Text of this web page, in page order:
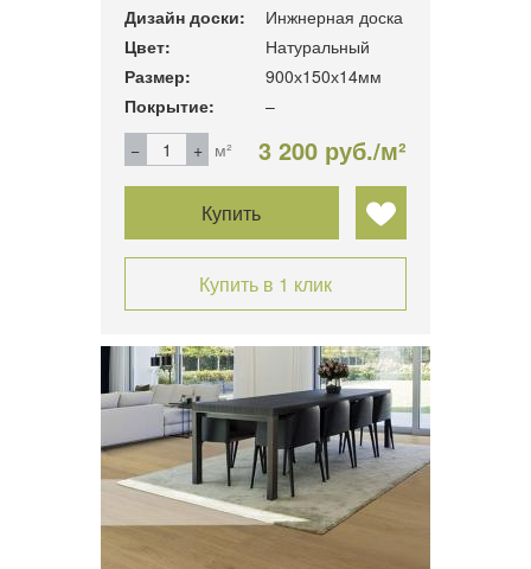
Дизайн доски:
Инжнерная доска
Цвет:
Натуральный
Размер:
900х150х14мм
Покрытие:
–
м²
3 200 руб./м²
Купить
Купить в 1 клик